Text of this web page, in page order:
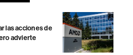
las acciones de
advierte